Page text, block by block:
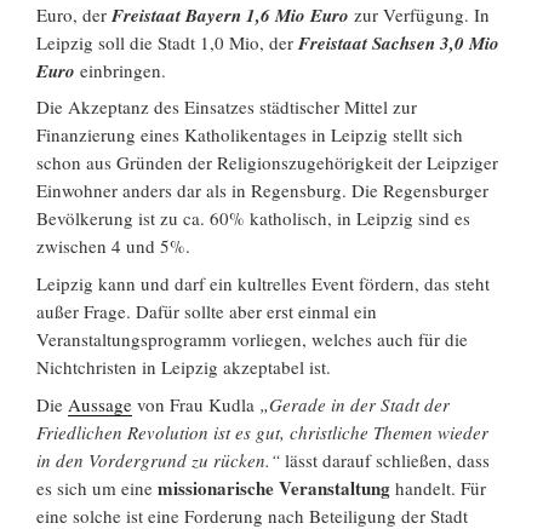
Euro, der Freistaat Bayern 1,6 Mio Euro zur Verfügung. In
Leipzig soll die Stadt 1,0 Mio, der Freistaat Sachsen 3,0 Mio
Euro einbringen.
Die Akzeptanz des Einsatzes städtischer Mittel zur
Finanzierung eines Katholikentages in Leipzig stellt sich
schon aus Gründen der Religionszugehörigkeit der Leipziger
Einwohner anders dar als in Regensburg. Die Regensburger
Bevölkerung ist zu ca. 60% katholisch, in Leipzig sind es
zwischen 4 und 5%.
Leipzig kann und darf ein kultrelles Event fördern, das steht
außer Frage. Dafür sollte aber erst einmal ein
Veranstaltungsprogramm vorliegen, welches auch für die
Nichtchristen in Leipzig akzeptabel ist.
Die Aussage von Frau Kudla „Gerade in der Stadt der
Friedlichen Revolution ist es gut, christliche Themen wieder
in den Vordergrund zu rücken.“ lässt darauf schließen, dass
es sich um eine missionarische Veranstaltung handelt. Für
eine solche ist eine Forderung nach Beteiligung der Stadt